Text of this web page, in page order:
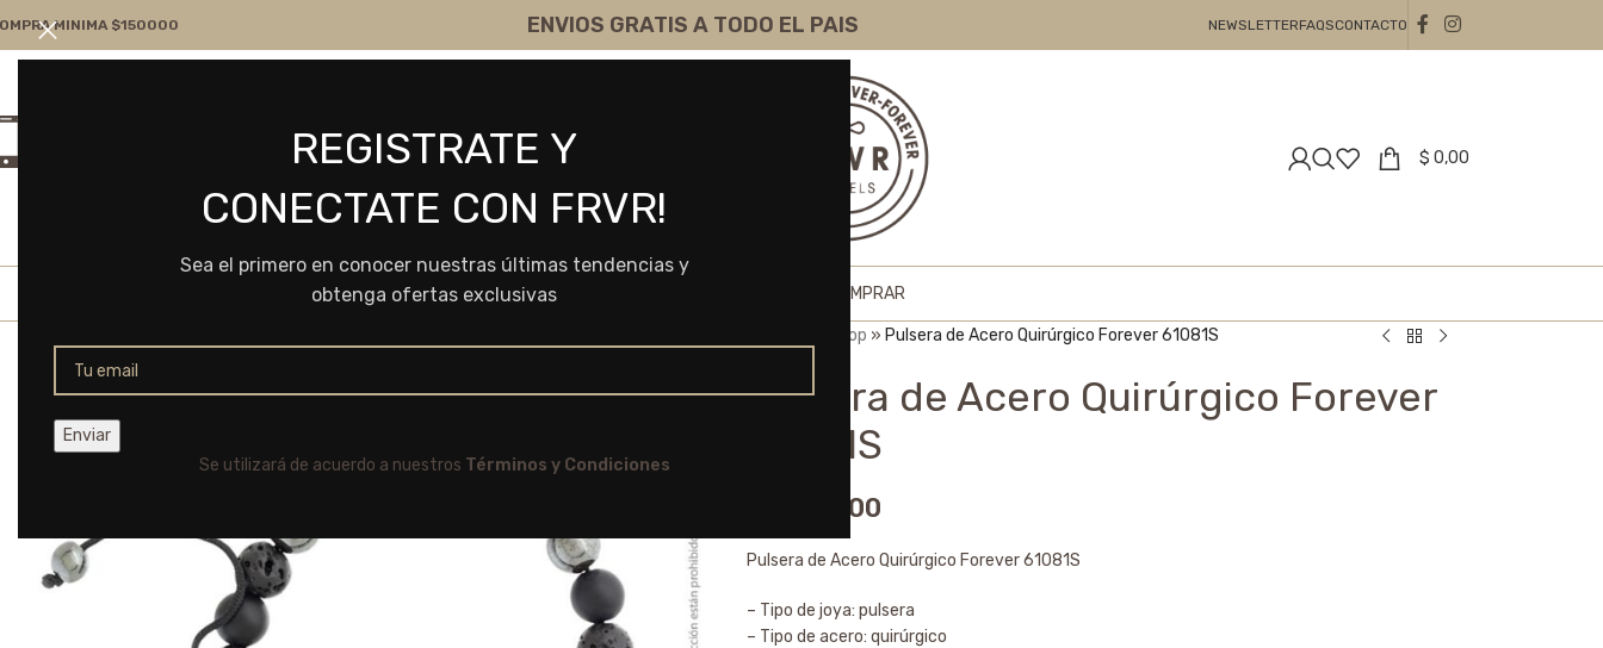
REGISTRATE Y
CONECTATE CON FRVR!
Sea el primero en conocer nuestras últimas tendencias y
obtenga ofertas exclusivas
Se utilizará de acuerdo a nuestros Términos y Condiciones
MINIMA $150000 ENVIOS GRATIS A TODO EL PAIS NEWSLETTERFAQSCONTACTO
ventas@frvr.com.ar
$ 0,00
HOME COMO COMPRAR
Shop » Pulsera de Acero Quirúrgico Forever 61081S
Pulsera de Acero Quirúrgico Forever
61081S
8.525,00
Pulsera de Acero Quirúrgico Forever 61081S
– Tipo de joya: pulsera
– Tipo de acero: quirúrgico